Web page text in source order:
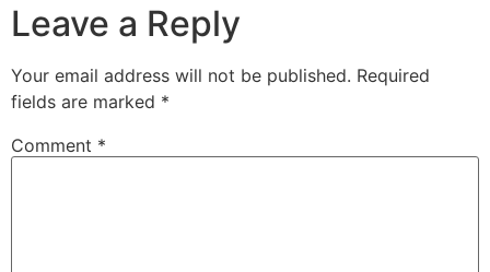
Leave a Reply
Your email address will not be published. Required
fields are marked *
Comment *